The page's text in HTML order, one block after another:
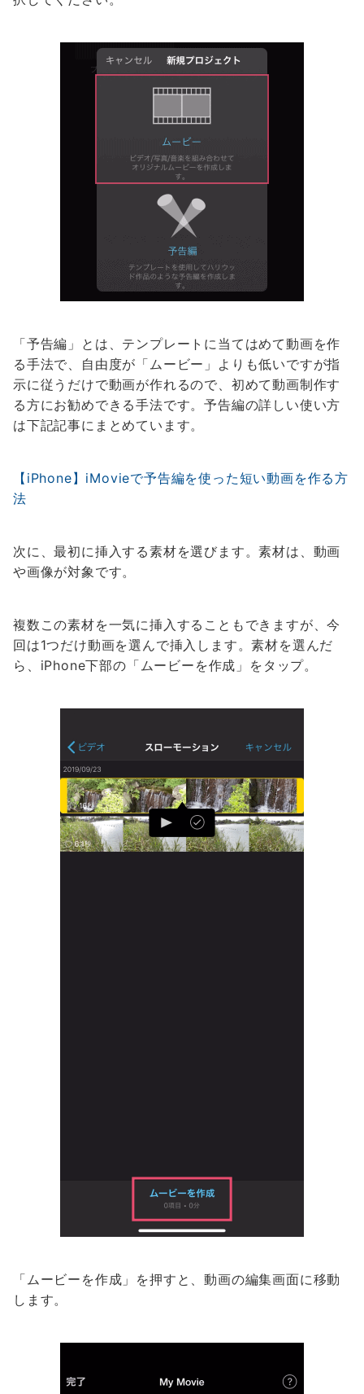
「予告編」とは、テンプレートに当てはめて動画を作
る手法で、自由度が「ムービー」よりも低いですが指
示に従うだけで動画が作れるので、初めて動画制作す
る方にお勧めできる手法です。予告編の詳しい使い方
は下記記事にまとめています。
【iPhone】iMovieで予告編を使った短い動画を作る方
法
次に、最初に挿入する素材を選びます。素材は、動画
や画像が対象です。
複数この素材を一気に挿入することもできますが、今
回は1つだけ動画を選んで挿入します。素材を選んだ
ら、iPhone下部の「ムービーを作成」をタップ。
「ムービーを作成」を押すと、動画の編集画面に移動
します。